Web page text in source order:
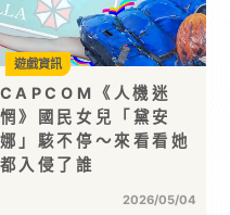
CAPCOM《人機迷
惘》國民女兒「黛安
娜」駭不停～來看看她
都入侵了誰
2026/05/04
遊戲資訊